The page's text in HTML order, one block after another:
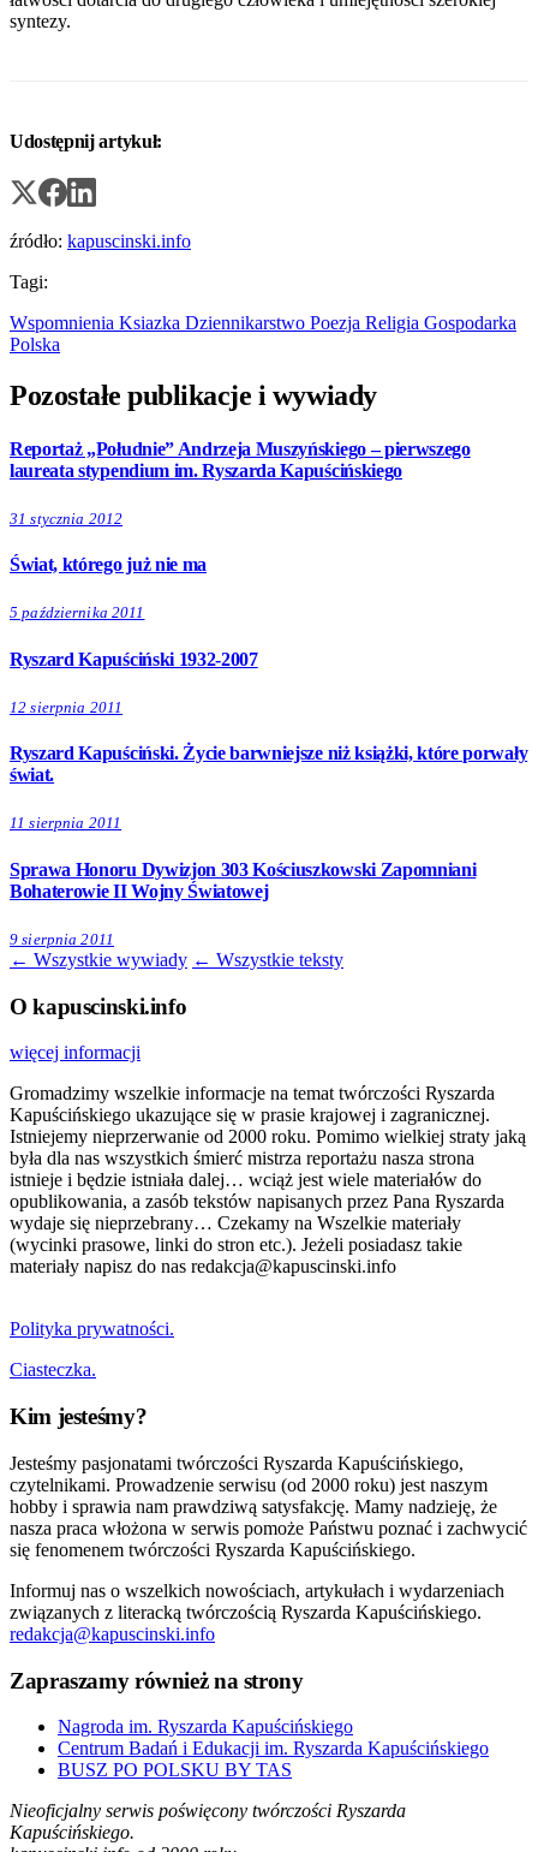
syntezy.
Udostępnij artykuł:
źródło: kapuscinski.info
Tagi:
Wspomnienia Ksiazka Dziennikarstwo Poezja Religia Gospodarka
Polska
Pozostałe publikacje i wywiady
Reportaż „Południe” Andrzeja Muszyńskiego – pierwszego
laureata stypendium im. Ryszarda Kapuścińskiego
31 stycznia 2012
Świat, którego już nie ma
5 października 2011
Ryszard Kapuściński 1932-2007
12 sierpnia 2011
Ryszard Kapuściński. Życie barwniejsze niż książki, które porwały
świat.
11 sierpnia 2011
Sprawa Honoru Dywizjon 303 Kościuszkowski Zapomniani
Bohaterowie II Wojny Światowej
9 sierpnia 2011
← Wszystkie wywiady ← Wszystkie teksty
O kapuscinski.info
więcej informacji
Gromadzimy wszelkie informacje na temat twórczości Ryszarda
Kapuścińskiego ukazujące się w prasie krajowej i zagranicznej.
Istniejemy nieprzerwanie od 2000 roku. Pomimo wielkiej straty jaką
była dla nas wszystkich śmierć mistrza reportażu nasza strona
istnieje i będzie istniała dalej… wciąż jest wiele materiałów do
opublikowania, a zasób tekstów napisanych przez Pana Ryszarda
wydaje się nieprzebrany… Czekamy na Wszelkie materiały
(wycinki prasowe, linki do stron etc.). Jeżeli posiadasz takie
materiały napisz do nas redakcja@kapuscinski.info
Polityka prywatności.
Ciasteczka.
Kim jesteśmy?
Jesteśmy pasjonatami twórczości Ryszarda Kapuścińskiego,
czytelnikami. Prowadzenie serwisu (od 2000 roku) jest naszym
hobby i sprawia nam prawdziwą satysfakcję. Mamy nadzieję, że
nasza praca włożona w serwis pomoże Państwu poznać i zachwycić
się fenomenem twórczości Ryszarda Kapuścińskiego.
Informuj nas o wszelkich nowościach, artykułach i wydarzeniach
związanych z literacką twórczością Ryszarda Kapuścińskiego.
redakcja@kapuscinski.info
Zapraszamy również na strony
Nagroda im. Ryszarda Kapuścińskiego
Centrum Badań i Edukacji im. Ryszarda Kapuścińskiego
BUSZ PO POLSKU BY TAS
Nieoficjalny serwis poświęcony twórczości Ryszarda
Kapuścińskiego.